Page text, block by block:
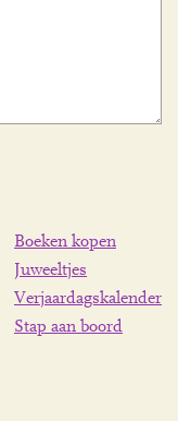
Boeken kopen
Juweeltjes
Verjaardagskalender
Stap aan boord